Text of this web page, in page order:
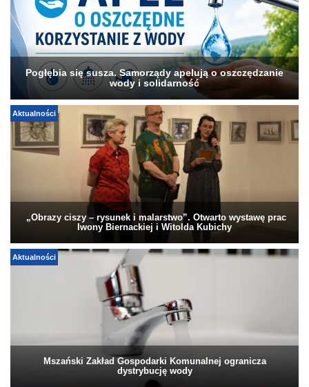
Pogłębia się susza. Samorządy apelują o oszczędzanie
wody i solidarność
Aktualności
„Obrazy ciszy – rysunek i malarstwo”. Otwarto wystawę prac
Iwony Biernackiej i Witolda Kubichy
Aktualności
Mszański Zakład Gospodarki Komunalnej ogranicza
dystrybucję wody